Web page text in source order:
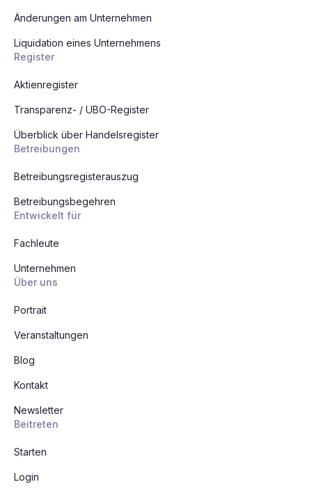
Änderungen am Unternehmen
Liquidation eines Unternehmens
Register
Aktienregister
Transparenz- / UBO-Register
Überblick über Handelsregister
Betreibungen
Betreibungsregisterauszug
Betreibungsbegehren
Entwickelt für
Fachleute
Unternehmen
Über uns
Portrait
Veranstaltungen
Blog
Kontakt
Newsletter
Beitreten
Starten
Login